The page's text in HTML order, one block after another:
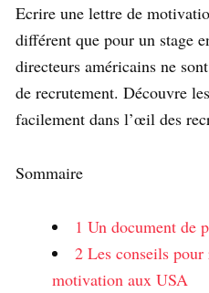
Ecrire une lettre de
différent que pour un stage
directeurs américains ne
de recrutement. Découvre
facilement dans l’œil des
Sommaire
1 Un document de
2 Les conseils
motivation aux USA